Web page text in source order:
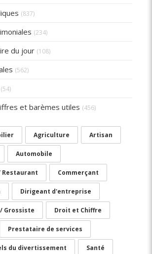
(837)
(234)
du jour (108)
(562)
(54)
et barèmes utiles (456)
Agriculture Artisan
Automobile
Restaurant Commerçant
Dirigeant d'entreprise
Grossiste Droit et Chiffre
Prestataire de services
du divertissement Santé